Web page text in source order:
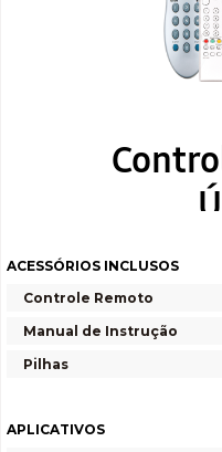
ACESSÓRIOS INCLUSOS
Controle Remoto
Manual de Instrução
Pilhas
APLICATIVOS